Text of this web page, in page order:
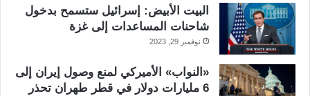
البيت الأبيض: إسرائيل ستسمح بدخول
شاحنات المساعدات إلى غزة
نوفمبر 29, 2023
«النواب» الأميركي لمنع وصول إيران إلى
6 مليارات دولار في قطر طهران تحذر